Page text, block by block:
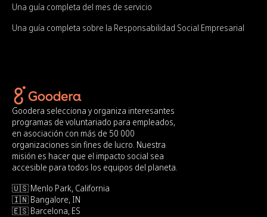
Una guía completa del mes de servicio
Una guía completa sobre la Responsabilidad Social Empresarial
Goodera selecciona y organiza interesantes
programas de voluntariado para empleados,
en asociación con más de 50 000
organizaciones sin fines de lucro. Nuestra
misión es hacer que el impacto social sea
accesible para todos los equipos del planeta.
🇺🇸 Menlo Park, California
🇮🇳 Bangalore, IN
🇪🇸 Barcelona, ES